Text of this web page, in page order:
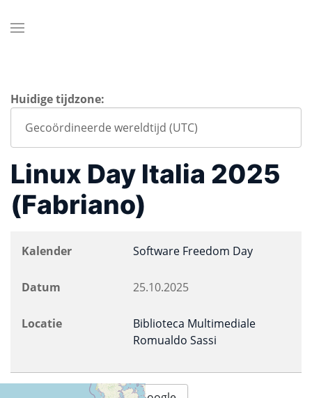
Huidige tijdzone:
Linux Day Italia 2025
(Fabriano)
Kalender Software Freedom Day
Datum 25.10.2025
Locatie
Biblioteca Multimediale
Romualdo Sassi